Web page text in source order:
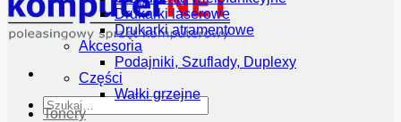
Szukaj:
Drukarki laserowe
Drukarki atramentowe
Akcesoria
Podajniki, Szuflady, Duplexy
Części
Wałki grzejne
Tonery